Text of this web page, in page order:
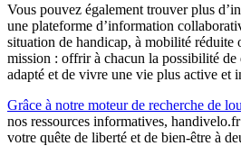
Vous pouvez également trouver plus
une plateforme d’information
situation de handicap, à mobilité réduite
mission : offrir à chacun la possibilité
adapté et de vivre une vie plus active et
Grâce à notre moteur de recherche de
nos ressources informatives,
votre quête de liberté et de bien-être à